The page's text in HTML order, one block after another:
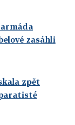
zasáhli
zpět